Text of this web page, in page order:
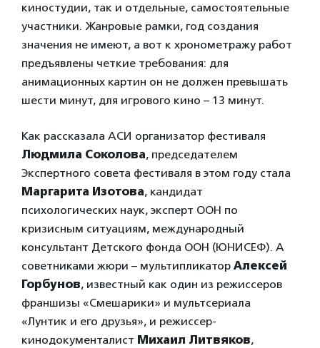
киностудии, так и отдельные, самостоятельные
участники. Жанровые рамки, год создания
значения не имеют, а вот к хронометражу работ
предъявлены четкие требования: для
анимационных картин он не должен превышать
шести минут, для игрового кино – 13 минут.
Как рассказала АСИ организатор фестиваля
Людмила Соколова, председателем
Экспертного совета фестиваля в этом году стала
Маргарита Изотова, кандидат
психологических наук, эксперт ООН по
кризисным ситуациям, международный
консультант Детского фонда ООН (ЮНИСЕФ). А
советниками жюри – мультипликатор Алексей
Горбунов, известный как один из режиссеров
франшизы «Смешарики» и мультсериала
«Лунтик и его друзья», и режиссер-
кинодокументалист Михаил Литвяков,